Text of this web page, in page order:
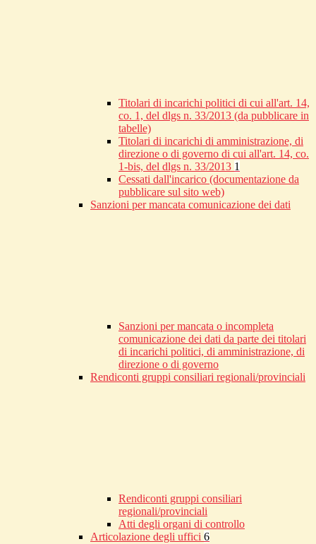
Titolari di incarichi politici di cui all'art. 14,
co. 1, del dlgs n. 33/2013 (da pubblicare in
tabelle)
Titolari di incarichi di amministrazione, di
direzione o di governo di cui all'art. 14, co.
1-bis, del dlgs n. 33/2013 1
Cessati dall'incarico (documentazione da
pubblicare sul sito web)
Sanzioni per mancata comunicazione dei dati
Sanzioni per mancata o incompleta
comunicazione dei dati da parte dei titolari
di incarichi politici, di amministrazione, di
direzione o di governo
Rendiconti gruppi consiliari regionali/provinciali
Rendiconti gruppi consiliari
regionali/provinciali
Atti degli organi di controllo
Articolazione degli uffici 6